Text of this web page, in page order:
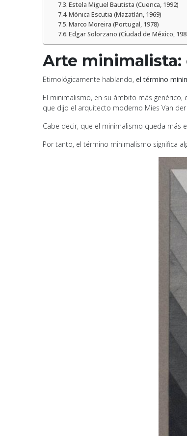
Estela Miguel Bautista (Cuenca, 1992)
Mónica Escutia (Mazatlán, 1969)
Marco Moreira (Portugal, 1978)
Edgar Solorzano (Ciudad de México,
Arte minimalista:
Etimológicamente hablando, el término
El minimalismo, en su ámbito más
que dijo el arquitecto moderno Mies Van der
Cabe decir, que el minimalismo queda más
Por tanto, el término minimalismo significa